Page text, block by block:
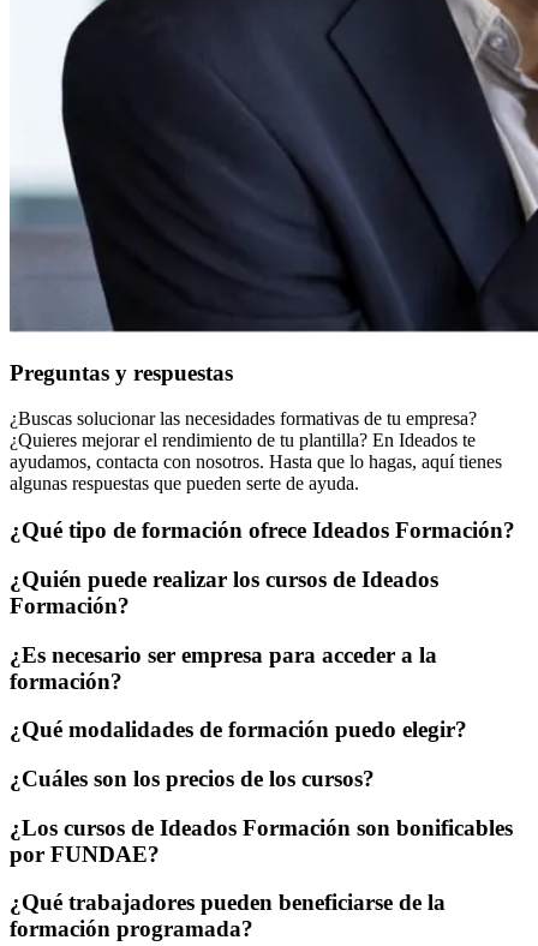
Preguntas y respuestas
¿Buscas solucionar las necesidades formativas de tu empresa?
¿Quieres mejorar el rendimiento de tu plantilla? En Ideados te
ayudamos, contacta con nosotros. Hasta que lo hagas, aquí tienes
algunas respuestas que pueden serte de ayuda.
¿Qué tipo de formación ofrece Ideados Formación?
¿Quién puede realizar los cursos de Ideados
Formación?
¿Es necesario ser empresa para acceder a la
formación?
¿Qué modalidades de formación puedo elegir?
¿Cuáles son los precios de los cursos?
¿Los cursos de Ideados Formación son bonificables
por FUNDAE?
¿Qué trabajadores pueden beneficiarse de la
formación programada?